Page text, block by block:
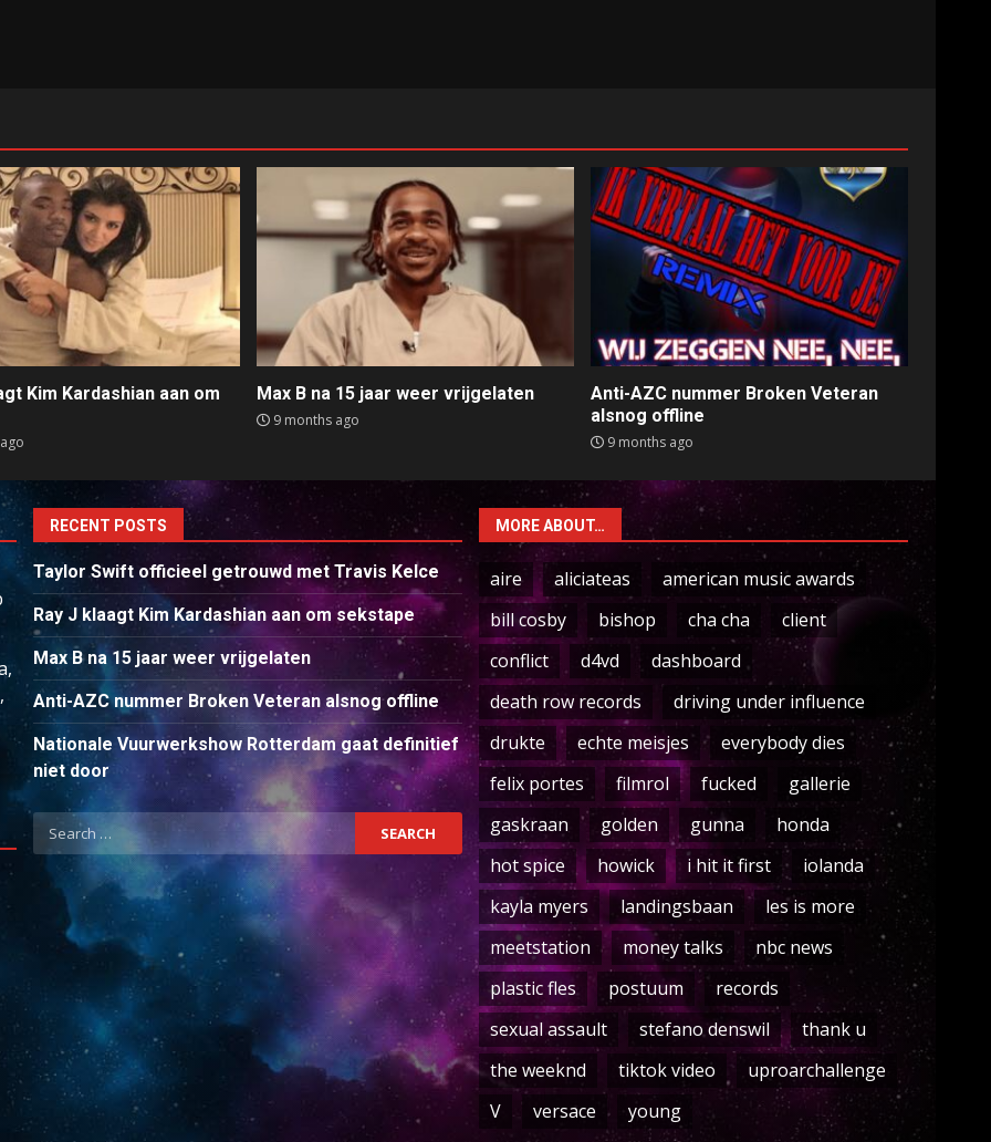
Kim Kardashian aan om
Max B na 15 jaar weer vrijgelaten
9 months ago
Anti-AZC nummer Broken Veteran
alsnog offline
9 months ago
RECENT POSTS
Taylor Swift officieel getrouwd met Travis Kelce
Ray J klaagt Kim Kardashian aan om sekstape
Max B na 15 jaar weer vrijgelaten
Anti-AZC nummer Broken Veteran alsnog offline
Nationale Vuurwerkshow Rotterdam gaat definitief
niet door
Search
for:
MORE ABOUT…
aire aliciateas
american music awards
bill cosby
bishop cha cha
client
conflict
d4vd
dashboard
death row records
driving under influence
drukte
echte meisjes
everybody dies
felix portes
filmrol fucked
gallerie
gaskraan
golden gunna
honda
hot spice
howick i hit it first
iolanda
kayla myers
landingsbaan
les is more
meetstation
money talks
nbc news
plastic fles
postuum
records
sexual assault
stefano denswil
thank u
the weeknd
tiktok video
uproarchallenge
V
versace young